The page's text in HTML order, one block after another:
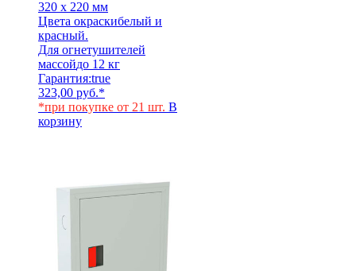
320 х 220 мм
Цвета окраскибелый и
красный.
Для огнетушителей
массойдо 12 кг
Гарантия:true
323,00 руб.*
*при покупке от 21 шт. В
корзину